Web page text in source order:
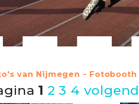
van Nijmegen - Fotobooth
1 2 3 4